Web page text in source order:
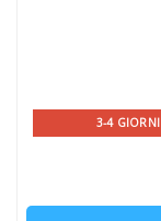
3-4 GIORNI